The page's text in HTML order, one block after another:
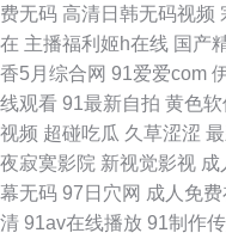
线路一二三 A草资源在线 五
依 东方AV在线观看 影音先锋
爱激情网开心五月天 超踫成
人毛片视频 91老司机福利社
费无码 高清日韩无码视频
在 主播福利姬h在线 国产
香5月综合网 91爱爱com
线观看 91最新自拍 黄色软
视频 超碰吃瓜 久草涩涩
夜寂寞影院 新视觉影视 成
幕无码 97日穴网 成人免
清 91av在线播放 91制作